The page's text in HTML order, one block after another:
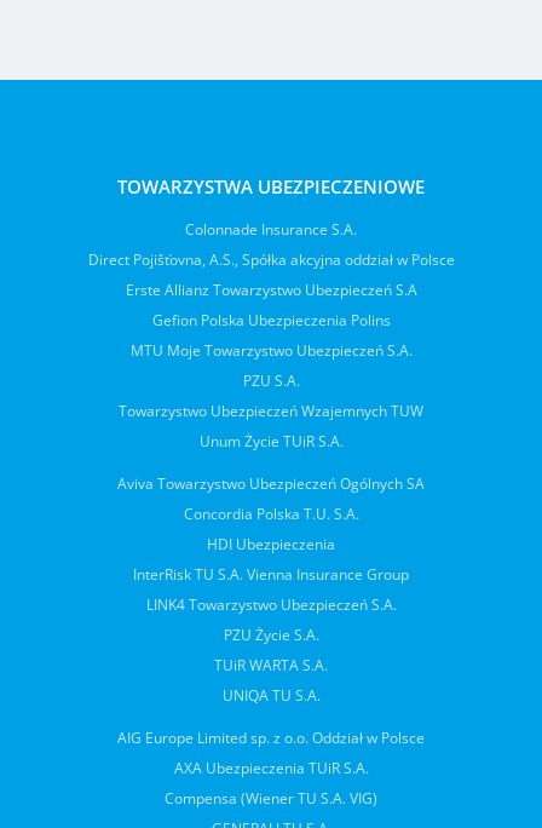
TOWARZYSTWA UBEZPIECZENIOWE
Colonnade Insurance S.A.
Direct Pojišťovna, A.S., Spółka akcyjna oddział w Polsce
Erste Allianz Towarzystwo Ubezpieczeń S.A
Gefion Polska Ubezpieczenia Polins
MTU Moje Towarzystwo Ubezpieczeń S.A.
PZU S.A.
Towarzystwo Ubezpieczeń Wzajemnych TUW
Unum Życie TUiR S.A.
Aviva Towarzystwo Ubezpieczeń Ogólnych SA
Concordia Polska T.U. S.A.
HDI Ubezpieczenia
InterRisk TU S.A. Vienna Insurance Group
LINK4 Towarzystwo Ubezpieczeń S.A.
PZU Życie S.A.
TUiR WARTA S.A.
UNIQA TU S.A.
AIG Europe Limited sp. z o.o. Oddział w Polsce
AXA Ubezpieczenia TUiR S.A.
Compensa (Wiener TU S.A. VIG)